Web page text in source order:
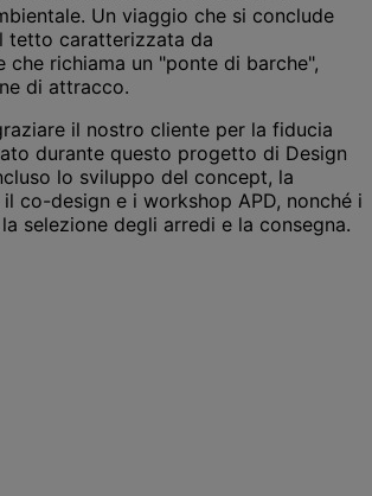
Un viaggio che si conclude
tetto caratterizzata da
che richiama un "ponte di barche",
di attracco.
il nostro cliente per la fiducia
durante questo progetto di Design
lo sviluppo del concept, la
co-design e i workshop APD, nonché i
selezione degli arredi e la consegna.